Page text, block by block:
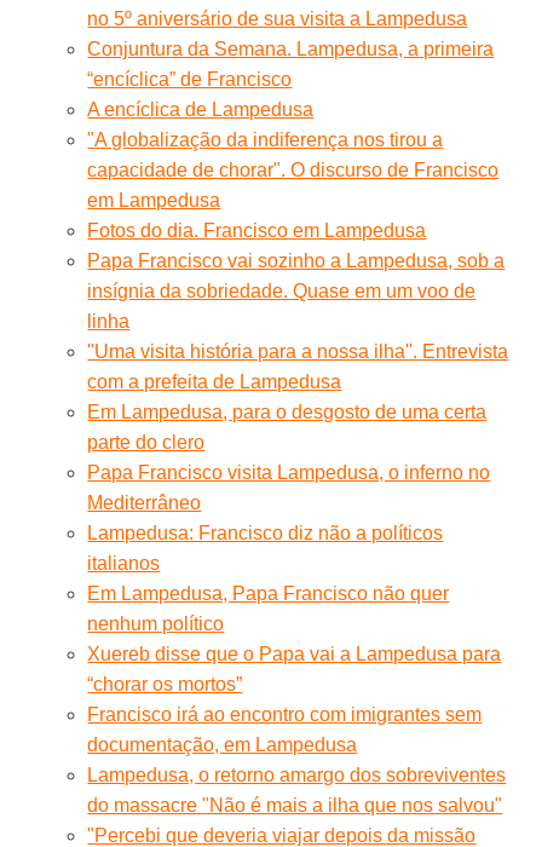
no 5º aniversário de sua visita a Lampedusa
Conjuntura da Semana. Lampedusa, a primeira
“encíclica” de Francisco
A encíclica de Lampedusa
"A globalização da indiferença nos tirou a
capacidade de chorar". O discurso de Francisco
em Lampedusa
Fotos do dia. Francisco em Lampedusa
Papa Francisco vai sozinho a Lampedusa, sob a
insígnia da sobriedade. Quase em um voo de
linha
''Uma visita história para a nossa ilha''. Entrevista
com a prefeita de Lampedusa
Em Lampedusa, para o desgosto de uma certa
parte do clero
Papa Francisco visita Lampedusa, o inferno no
Mediterrâneo
Lampedusa: Francisco diz não a políticos
italianos
Em Lampedusa, Papa Francisco não quer
nenhum político
Xuereb disse que o Papa vai a Lampedusa para
“chorar os mortos”
Francisco irá ao encontro com imigrantes sem
documentação, em Lampedusa
Lampedusa, o retorno amargo dos sobreviventes
do massacre "Não é mais a ilha que nos salvou"
"Percebi que deveria viajar depois da missão